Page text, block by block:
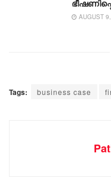
AUGUST
Tags: business case